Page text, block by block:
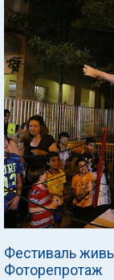
Фестиваль
Фоторепротаж